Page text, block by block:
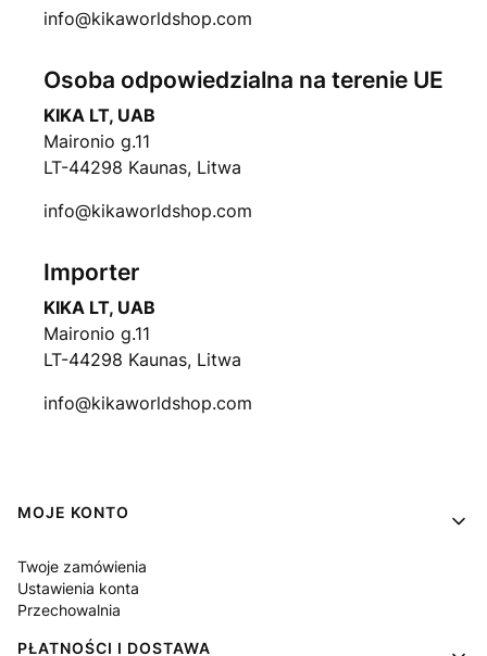
info@kikaworldshop.com
Osoba odpowiedzialna na terenie UE
KIKA LT, UAB
Maironio g.11
LT-44298 Kaunas, Litwa
info@kikaworldshop.com
Importer
KIKA LT, UAB
Maironio g.11
LT-44298 Kaunas, Litwa
info@kikaworldshop.com
Linki w stopce
MOJE KONTO
Twoje zamówienia
Ustawienia konta
Przechowalnia
PŁATNOŚCI I DOSTAWA